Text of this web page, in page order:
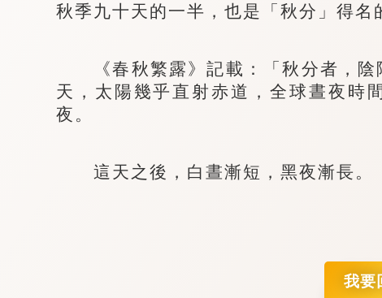
秋季九十天的一半，也是「秋分」得名
《春秋繁露》記載：「秋分者，陰
天，太陽幾乎直射赤道，全球晝夜時
夜。
這天之後，白晝漸短，黑夜漸長。
我要